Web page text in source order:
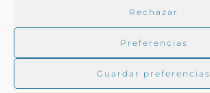
Rechazar
Preferencias
Guardar preferencias